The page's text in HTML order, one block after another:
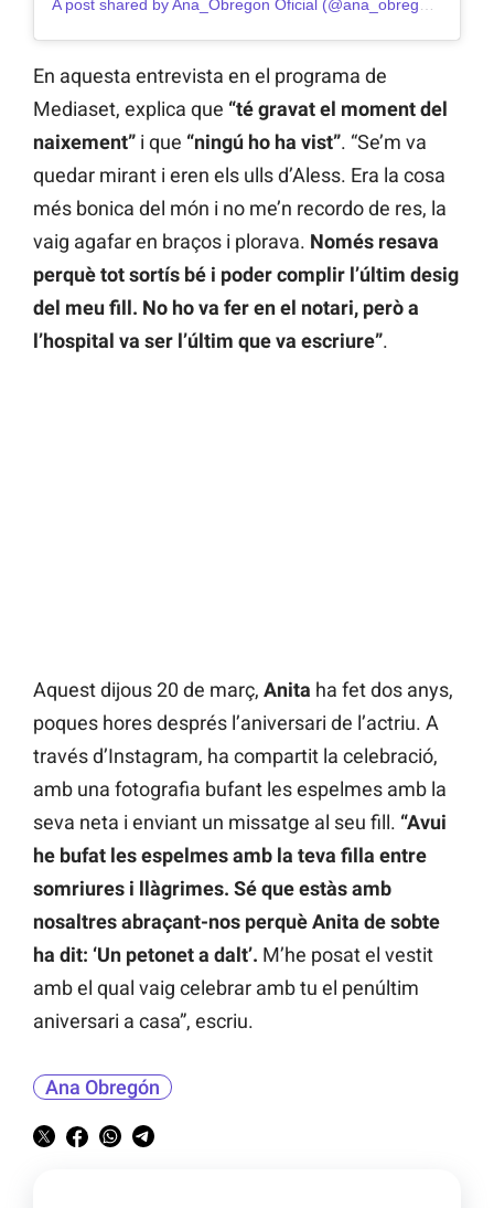
A post shared by Ana_Obregon Oficial (@ana_obregon_oficial)
En aquesta entrevista en el programa de
Mediaset, explica que “té gravat el moment del
naixement” i que “ningú ho ha vist”. “Se’m va
quedar mirant i eren els ulls d’Aless. Era la cosa
més bonica del món i no me’n recordo de res, la
vaig agafar en braços i plorava. Només resava
perquè tot sortís bé i poder complir l’últim desig
del meu fill. No ho va fer en el notari, però a
l’hospital va ser l’últim que va escriure”.
Aquest dijous 20 de març, Anita ha fet dos anys,
poques hores després l’aniversari de l’actriu. A
través d’Instagram, ha compartit la celebració,
amb una fotografia bufant les espelmes amb la
seva neta i enviant un missatge al seu fill. “Avui
he bufat les espelmes amb la teva filla entre
somriures i llàgrimes. Sé que estàs amb
nosaltres abraçant-nos perquè Anita de sobte
ha dit: ‘Un petonet a dalt’. M’he posat el vestit
amb el qual vaig celebrar amb tu el penúltim
aniversari a casa”, escriu.
Ana Obregón